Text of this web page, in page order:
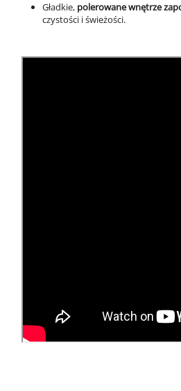
Gładkie, polerowane wnętrze
czystości i świeżości.